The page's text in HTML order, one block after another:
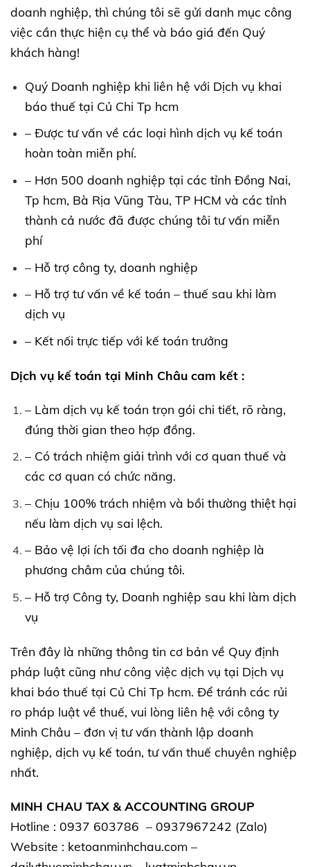
doanh nghiệp, thì chúng tôi sẽ gửi danh mục công
việc cần thực hiện cụ thể và báo giá đến Quý
khách hàng!
Quý Doanh nghiệp khi liên hệ với Dịch vụ khai
báo thuế tại Củ Chi Tp hcm
– Được tư vấn về các loại hình dịch vụ kế toán
hoàn toàn miễn phí.
– Hơn 500 doanh nghiệp tại các tỉnh Đồng Nai,
Tp hcm, Bà Rịa Vũng Tàu, TP HCM và các tỉnh
thành cả nước đã được chúng tôi tư vấn miễn
phí
– Hỗ trợ công ty, doanh nghiệp
– Hỗ trợ tư vấn về kế toán – thuế sau khi làm
dịch vụ
– Kết nối trực tiếp với kế toán trưởng
Dịch vụ kế toán tại Minh Châu cam kết :
– Làm dịch vụ kế toán trọn gói chi tiết, rõ ràng,
đúng thời gian theo hợp đồng.
– Có trách nhiệm giải trình với cơ quan thuế và
các cơ quan có chức năng.
– Chịu 100% trách nhiệm và bồi thường thiệt hại
nếu làm dịch vụ sai lệch.
– Bảo vệ lợi ích tối đa cho doanh nghiệp là
phương châm của chúng tôi.
– Hỗ trợ Công ty, Doanh nghiệp sau khi làm dịch
vụ
Trên đây là những thông tin cơ bản về Quy định
pháp luật cũng như công việc dịch vụ tại Dịch vụ
khai báo thuế tại Củ Chi Tp hcm. Để tránh các rủi
ro pháp luật về thuế, vui lòng liên hệ với công ty
Minh Châu – đơn vị tư vấn thành lập doanh
nghiệp, dịch vụ kế toán, tư vấn thuế chuyên nghiệp
nhất.
MINH CHAU TAX & ACCOUNTING GROUP
Hotline : 0937 603786 – 0937967242 (Zalo)
Website : ketoanminhchau.com –